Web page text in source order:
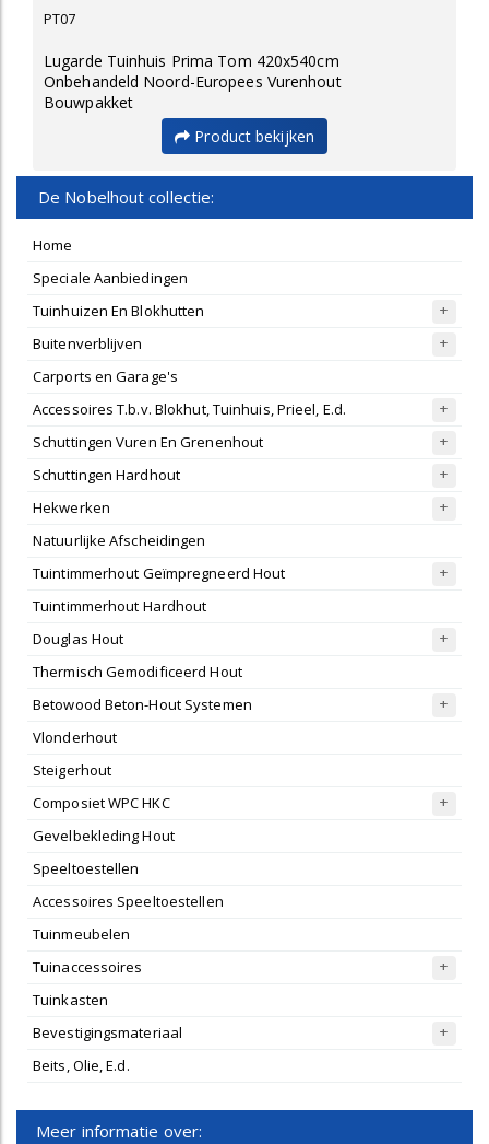
PT07
Lugarde Tuinhuis Prima Tom 420x540cm
Onbehandeld Noord-Europees Vurenhout
Bouwpakket
Product bekijken
De Nobelhout collectie:
Home
Speciale Aanbiedingen
Tuinhuizen En Blokhutten
Buitenverblijven
Carports en Garage's
Accessoires T.b.v. Blokhut, Tuinhuis, Prieel, E.d.
Schuttingen Vuren En Grenenhout
Schuttingen Hardhout
Hekwerken
Natuurlijke Afscheidingen
Tuintimmerhout Geïmpregneerd Hout
Tuintimmerhout Hardhout
Douglas Hout
Thermisch Gemodificeerd Hout
Betowood Beton-Hout Systemen
Vlonderhout
Steigerhout
Composiet WPC HKC
Gevelbekleding Hout
Speeltoestellen
Accessoires Speeltoestellen
Tuinmeubelen
Tuinaccessoires
Tuinkasten
Bevestigingsmateriaal
Beits, Olie, E.d.
Meer informatie over: